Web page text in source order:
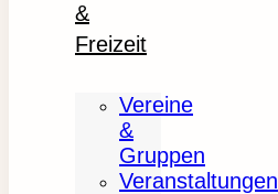
&
Freizeit
Vereine
&
Gruppen
Veranstaltungen